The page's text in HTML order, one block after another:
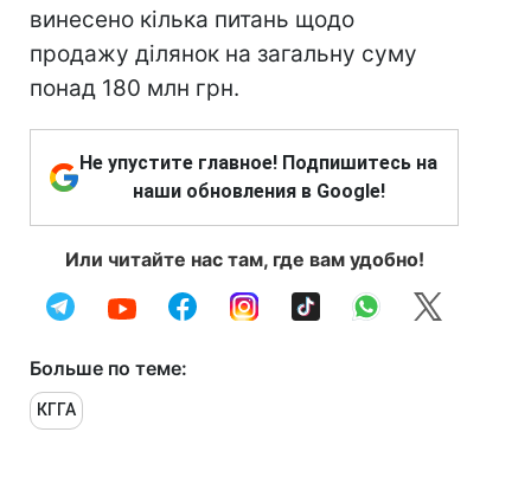
винесено кілька питань щодо
продажу ділянок на загальну суму
понад 180 млн грн.
Не упустите главное! Подпишитесь на
наши обновления в Google!
Или читайте нас там, где вам удобно!
Больше по теме:
КГГА